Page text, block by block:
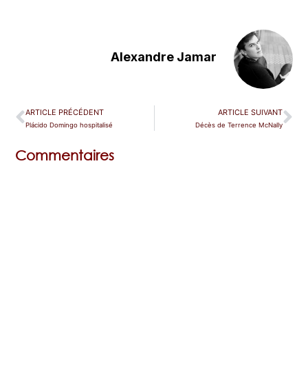
Alexandre Jamar
ARTICLE PRÉCÉDENT
Plácido Domingo hospitalisé
ARTICLE SUIVANT
Décès de Terrence McNally
Commentaires